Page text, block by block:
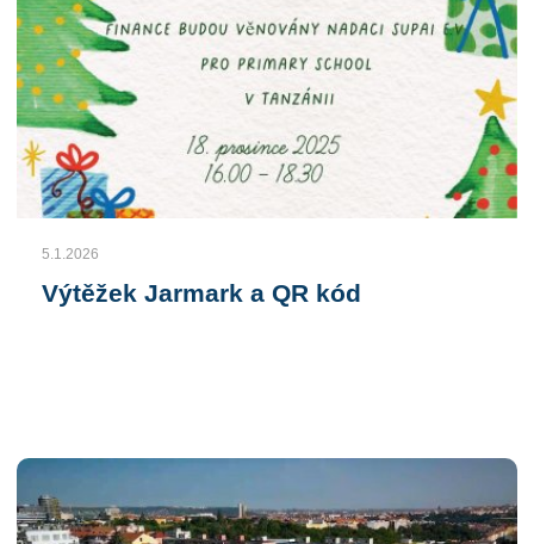
5.1.2026
Výtěžek Jarmark a QR kód